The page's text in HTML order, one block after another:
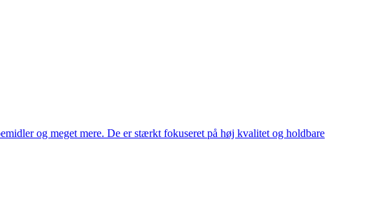
og meget mere. De er stærkt fokuseret på høj kvalitet og holdbare